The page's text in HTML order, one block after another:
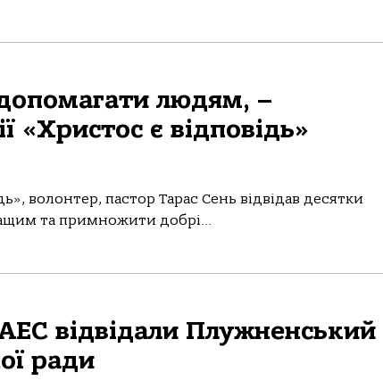
людям, –
«Христос є відповідь»
волонтер, пастор Тарас Сень відвідав десятки
та примножити добрі...
відвідали Плужненський
ради